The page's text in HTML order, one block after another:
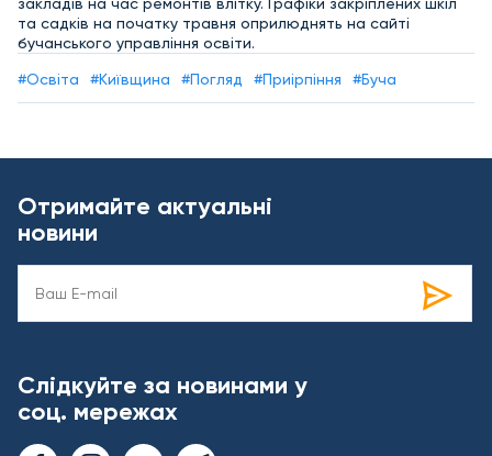
та садків на початку травня оприлюднять на сайті
бучанського управління освіти.
#Освіта #Київщина #Погляд #Приірпіння #Буча
Отримайте актуальні
новини
Слідкуйте за новинами у
соц. мережах